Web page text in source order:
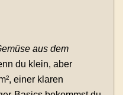
aus dem
du klein, aber
einer klaren